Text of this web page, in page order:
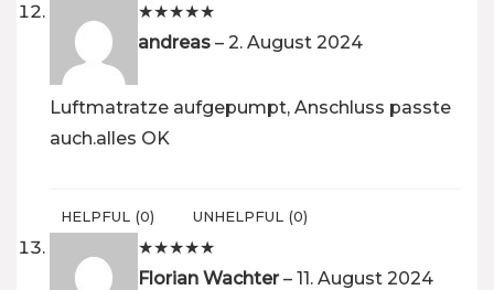
★★★★★
andreas – 2. August 2024
Luftmatratze aufgepumpt, Anschluss passte
auch.alles OK
HELPFUL (0) UNHELPFUL (0)
★★★★★
Florian Wachter– 11. August 2024